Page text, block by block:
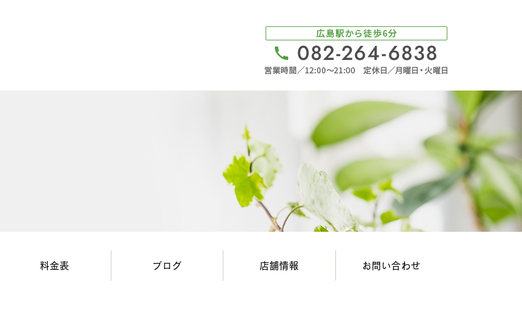
料金表 ブログ 店舗情報 お問い合わせ